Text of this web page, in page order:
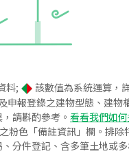
料; 該數值為系統運算，
報登錄之建物型態、建
請斟酌參考。 看看我們如
色「備註資訊」欄。排
分件登記、含多筆土地或